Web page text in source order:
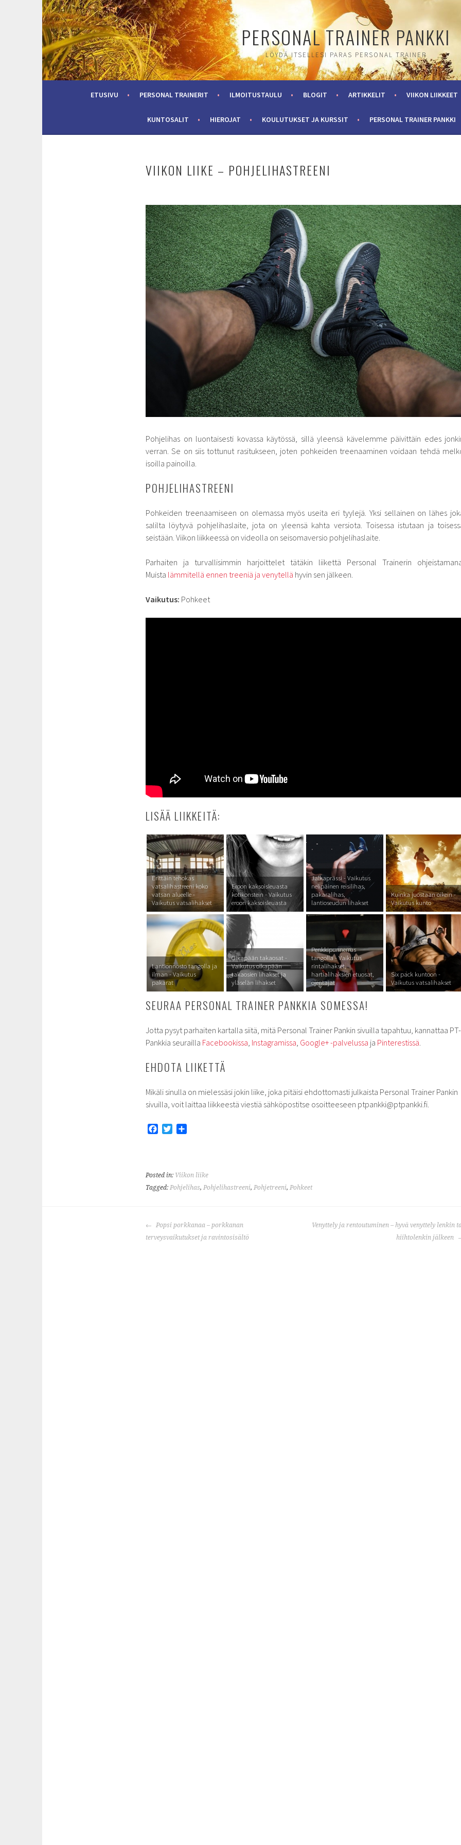
Skip
to
content
PERSONAL TRAINER PANKKI
LÖYDÄ ITSELLESI PARAS PERSONAL TRAINER
ETUSIVU PERSONAL TRAINERIT ILMOITUSTAULU BLOGIT ARTIKKELIT VIIKON LIIKKEET
KUNTOSALIT HIEROJAT KOULUTUKSET JA KURSSIT PERSONAL TRAINER PANKKI
VIIKON LIIKE – POHJELIHASTREENI
Pohjelihas on luontaisesti kovassa käytössä, sillä yleensä kävelemme päivittäin edes
verran. Se on siis tottunut rasitukseen, joten pohkeiden treenaaminen voidaan tehdä
isoilla painoilla.
POHJELIHASTREENI
Pohkeiden treenaamiseen on olemassa myös useita eri tyylejä. Yksi sellainen on lähes
salilta löytyvä pohjelihaslaite, jota on yleensä kahta versiota. Toisessa istutaan ja
seistään. Viikon liikkeessä on videolla on seisomaversio pohjelihaslaite.
Parhaiten ja turvallisimmin harjoittelet tätäkin liikettä Personal Trainerin
Muista lämmitellä ennen treeniä ja venytellä hyvin sen jälkeen.
Vaikutus: Pohkeet
LISÄÄ LIIKKEITÄ:
Erittäin tehokas
vatsalihastreeni koko
vatsan alueelle -
Vaikutus vatsalihakset
Eroon kaksoisleuasta
kotikonstein - Vaikutus
eroon kaksoisleuasta
Jalkaprässi - Vaikutus
nelipäinen reisilihas,
pakaralihas,
lantioseudun lihakset
Kuinka juostaan oikein -
Vaikutus kunto
Lantionnosto tangolla ja
ilman - Vaikutus
pakarat
Olkapään takaosat -
Vaikutus olkapään
takaosien lihakset ja
yläselän lihakset
Penkkipunnerrus
tangolla - Vaikutus
rintalihakset,
hartialihaksien etuosat,
ojentajat
Six pack kuntoon -
Vaikutus vatsalihakset
SEURAA PERSONAL TRAINER PANKKIA SOMESSA!
Jotta pysyt parhaiten kartalla siitä, mitä Personal Trainer Pankin sivuilla tapahtuu, kannattaa PT-
Pankkia seurailla Facebookissa, Instagramissa, Google+ -palvelussa ja Pinterestissä.
EHDOTA LIIKETTÄ
Mikäli sinulla on mielessäsi jokin liike, joka pitäisi ehdottomasti julkaista Personal Trainer Pankin
sivuilla, voit laittaa liikkeestä viestiä sähköpostitse osoitteeseen ptpankki@ptpankki.fi.
o
o
e
r
Posted in: Viikon liike
Tagged: Pohjelihas, Pohjelihastreeni, Pohjetreeni, Pohkeet
POST
NAVIGATION
Popsi porkkanaa – porkkanan
terveysvaikutukset ja ravintosisältö
Venyttely ja rentoutuminen – hyvä venyttely lenkin
hiihtolenkin jälkeen